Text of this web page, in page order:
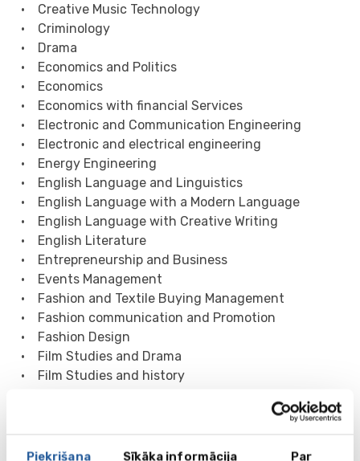
Piekrišana Sīkāka informācija Par
• Creative Music Technology
• Criminology
• Drama
• Economics and Politics
• Economics
• Economics with financial Services
• Electronic and Communication Engineering
• Electronic and electrical engineering
• Energy Engineering
• English Language and Linguistics
• English Language with a Modern Language
• English Language with Creative Writing
• English Literature
• Entrepreneurship and Business
• Events Management
• Fashion and Textile Buying Management
• Fashion communication and Promotion
• Fashion Design
• Film Studies and Drama
• Film Studies and history
• Graphic Design and Animation